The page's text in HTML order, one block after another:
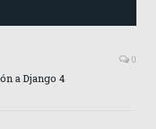
0
a Django 4